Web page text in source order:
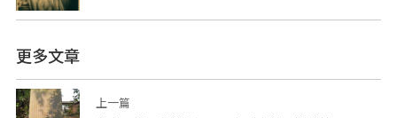
更多文章
上一篇